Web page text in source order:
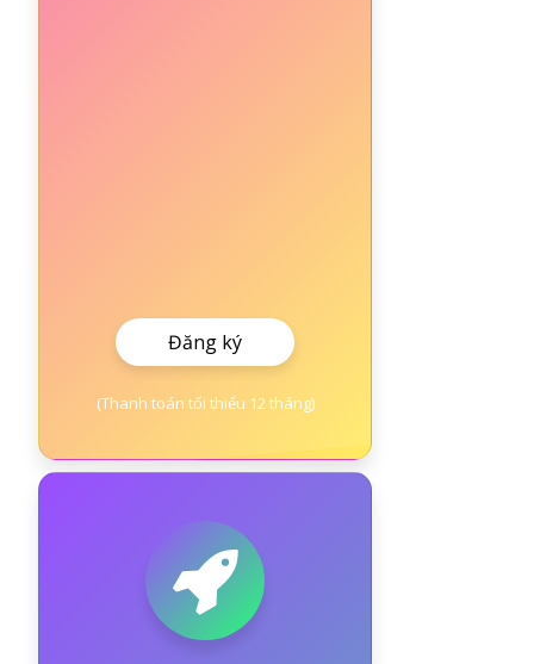
Đăng ký
(Thanh toán tối thiểu 12 tháng)